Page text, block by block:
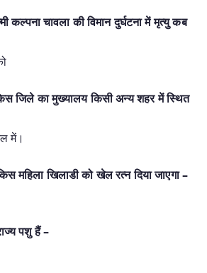
कल्पना चावला की विमान दुर्घटना में मृत्यु कब
जिले का मुख्यालय किसी अन्य शहर में स्थित
में।
महिला खिलाडी को खेल रत्न दिया जाएगा –
पशु हैं –